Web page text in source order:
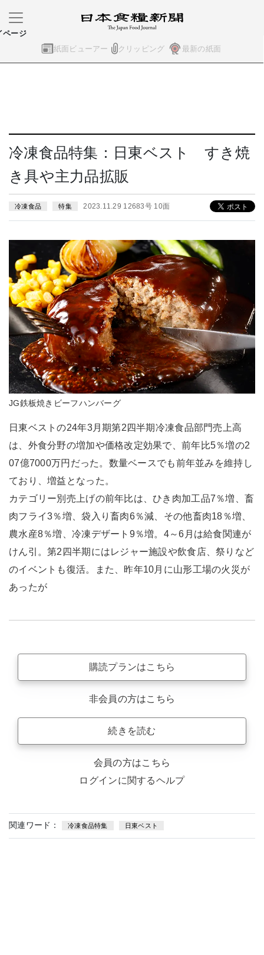
紙面ビューアー クリッピング 最新の紙面
ページ
冷凍食品特集：日東ベスト すき焼
き具や主力品拡販
冷凍食品 特集 2023.11.29 12683号 10面
JG鉄板焼きビーフハンバーグ
日東ベストの24年3月期第2四半期冷凍食品部門売上高
は、外食分野の増加や価格改定効果で、前年比5％増の2
07億7000万円だった。数量ベースでも前年並みを維持し
ており、増益となった。
カテゴリー別売上げの前年比は、ひき肉加工品7％増、畜
肉フライ3％増、袋入り畜肉6％減、その他畜肉18％増、
農水産8％増、冷凍デザート9％増。4～6月は給食関連が
けん引。第2四半期にはレジャー施設や飲食店、祭りなど
のイベントも復活。また、昨年10月に山形工場の火災が
あったが
購読プランはこちら
非会員の方はこちら
続きを読む
会員の方はこちら
ログインに関するヘルプ
関連ワード： 冷凍食品特集 日東ベスト